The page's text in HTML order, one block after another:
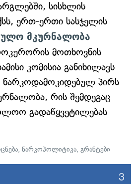
სისხლის
ერთ-ერთი სასჯელის
მკურნალობა
მოთხოვნის
კომისია განიხილავს
ნარკოდამოკიდებულ პირს
რის შემდეგაც
გადაწყვეტილებას
, ნარკოპოლიტიკა, გრანტები
3